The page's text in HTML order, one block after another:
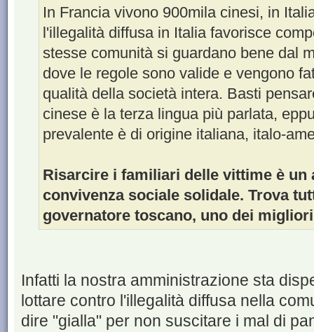
In Francia vivono 900mila cinesi, in
l'illegalità diffusa in Italia favorisce
stesse comunità si guardano bene dal
dove le regole sono valide e vengono
qualità della società intera. Basti
cinese è la terza lingua più parlata,
prevalente è di origine italiana, italo-
Risarcire i familiari delle vittime è
convivenza sociale solidale. Trova
governatore toscano, uno dei
Infatti la nostra amministrazione sta
lottare contro l'illegalità diffusa nella
dire "gialla" per non suscitare i mal di